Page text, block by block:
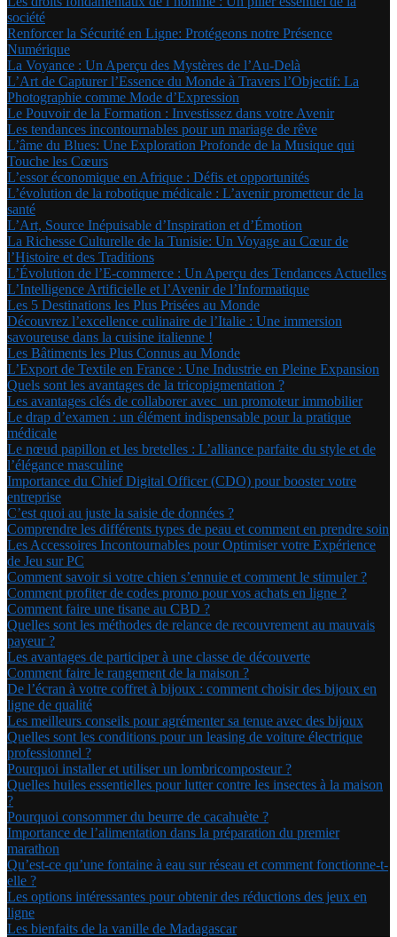
société
Renforcer la Sécurité en Ligne: Protégeons notre Présence
Numérique
La Voyance : Un Aperçu des Mystères de l’Au-Delà
L’Art de Capturer l’Essence du Monde à Travers l’Objectif: La
Photographie comme Mode d’Expression
Le Pouvoir de la Formation : Investissez dans votre Avenir
Les tendances incontournables pour un mariage de rêve
L’âme du Blues: Une Exploration Profonde de la Musique qui
Touche les Cœurs
L’essor économique en Afrique : Défis et opportunités
L’évolution de la robotique médicale : L’avenir prometteur de la
santé
L’Art, Source Inépuisable d’Inspiration et d’Émotion
La Richesse Culturelle de la Tunisie: Un Voyage au Cœur de
l’Histoire et des Traditions
L’Évolution de l’E-commerce : Un Aperçu des Tendances Actuelles
L’Intelligence Artificielle et l’Avenir de l’Informatique
Les 5 Destinations les Plus Prisées au Monde
Découvrez l’excellence culinaire de l’Italie : Une immersion
savoureuse dans la cuisine italienne !
Les Bâtiments les Plus Connus au Monde
L’Export de Textile en France : Une Industrie en Pleine Expansion
Quels sont les avantages de la tricopigmentation ?
Les avantages clés de collaborer avec un promoteur immobilier
Le drap d’examen : un élément indispensable pour la pratique
médicale
Le nœud papillon et les bretelles : L’alliance parfaite du style et de
l’élégance masculine
Importance du Chief Digital Officer (CDO) pour booster votre
entreprise
C’est quoi au juste la saisie de données ?
Comprendre les différents types de peau et comment en prendre soin
Les Accessoires Incontournables pour Optimiser votre Expérience
de Jeu sur PC
Comment savoir si votre chien s’ennuie et comment le stimuler ?
Comment profiter de codes promo pour vos achats en ligne ?
Comment faire une tisane au CBD ?
Quelles sont les méthodes de relance de recouvrement au mauvais
payeur ?
Les avantages de participer à une classe de découverte
Comment faire le rangement de la maison ?
De l’écran à votre coffret à bijoux : comment choisir des bijoux en
ligne de qualité
Les meilleurs conseils pour agrémenter sa tenue avec des bijoux
Quelles sont les conditions pour un leasing de voiture électrique
professionnel ?
Pourquoi installer et utiliser un lombricomposteur ?
Quelles huiles essentielles pour lutter contre les insectes à la maison
?
Pourquoi consommer du beurre de cacahuète ?
Importance de l’alimentation dans la préparation du premier
marathon
Qu’est-ce qu’une fontaine à eau sur réseau et comment fonctionne-t-
elle ?
Les options intéressantes pour obtenir des réductions des jeux en
ligne
Les bienfaits de la vanille de Madagascar